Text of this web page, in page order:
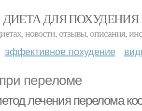
ДИЕТА ДЛЯ ПОХУДЕНИЯ
новости, отзывы, описания,
эффективное похудение
переломе
лечения перелома